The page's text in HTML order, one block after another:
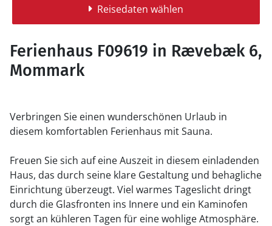
Reisedaten wählen
Ferienhaus F09619 in Rævebæk 6,
Mommark
Verbringen Sie einen wunderschönen Urlaub in
diesem komfortablen Ferienhaus mit Sauna.
Freuen Sie sich auf eine Auszeit in diesem einladenden
Haus, das durch seine klare Gestaltung und behagliche
Einrichtung überzeugt. Viel warmes Tageslicht dringt
durch die Glasfronten ins Innere und ein Kaminofen
sorgt an kühleren Tagen für eine wohlige Atmosphäre.